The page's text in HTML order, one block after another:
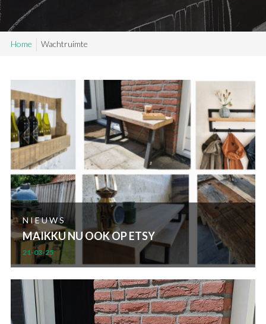
SAMPLE SALE
Contact
Home Wachtruimte
NIEUWS
MAIKKU NU OOK OP ETSY
21-03-25